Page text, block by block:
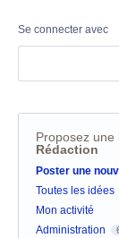
Se connecter avec
Proposez
Rédaction
Catégories
Poster une
Toutes les idées
Mon activité
Administration